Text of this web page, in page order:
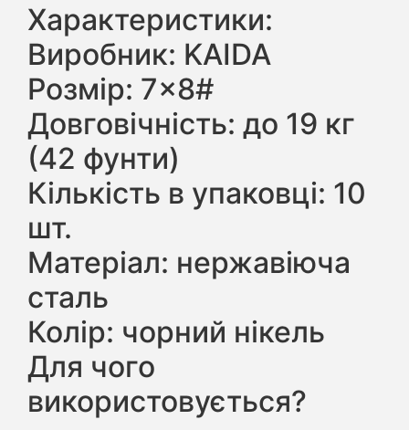
Характеристики:
Виробник: KAIDA
Розмір: 7×8#
Довговічність: до 19 кг
(42 фунти)
Кількість в упаковці: 10
шт.
Матеріал: нержавіюча
сталь
Колір: чорний нікель
Для чого
використовується?